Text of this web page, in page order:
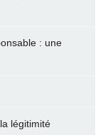
: une
légitimité